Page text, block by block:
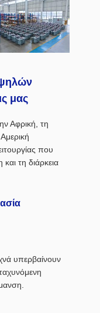
μας
Αφρική, τη
που
τη διάρκεια
υπερβαίνουν